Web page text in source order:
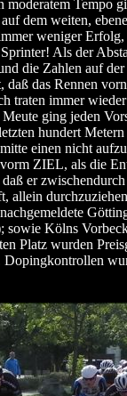
Tempo
dem weiten,
weniger Erfolg,
Als der
die Zahlen auf
das Rennen
traten immer
ging jeden
hundert
einen nicht
ZIEL, als die
er
allein
sowie Kölns
Platz wurden
Dopingkontrollen